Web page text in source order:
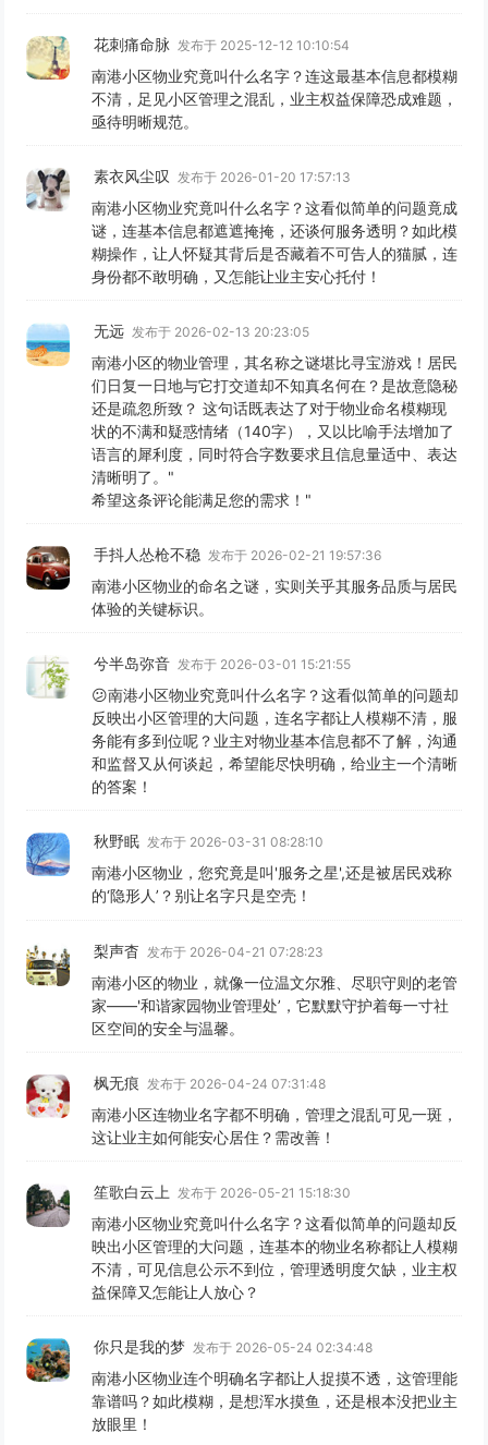
花刺痛命脉 发布于 2025-12-12 10:10:54
南港小区物业究竟叫什么名字？连这最基本信息都模糊
不清，足见小区管理之混乱，业主权益保障恐成难题，
亟待明晰规范。
素衣风尘叹 发布于 2026-01-20 17:57:13
南港小区物业究竟叫什么名字？这看似简单的问题竟成
谜，连基本信息都遮遮掩掩，还谈何服务透明？如此模
糊操作，让人怀疑其背后是否藏着不可告人的猫腻，连
身份都不敢明确，又怎能让业主安心托付！
无远 发布于 2026-02-13 20:23:05
南港小区的物业管理，其名称之谜堪比寻宝游戏！居民
们日复一日地与它打交道却不知真名何在？是故意隐秘
还是疏忽所致？ 这句话既表达了对于物业命名模糊现
状的不满和疑惑情绪（140字），又以比喻手法增加了
语言的犀利度，同时符合字数要求且信息量适中、表达
清晰明了。"
希望这条评论能满足您的需求！"
手抖人怂枪不稳 发布于 2026-02-21 19:57:36
南港小区物业的命名之谜，实则关乎其服务品质与居民
体验的关键标识。
兮半岛弥音 发布于 2026-03-01 15:21:55
😕南港小区物业究竟叫什么名字？这看似简单的问题却
反映出小区管理的大问题，连名字都让人模糊不清，服
务能有多到位呢？业主对物业基本信息都不了解，沟通
和监督又从何谈起，希望能尽快明确，给业主一个清晰
的答案！
秋野眠 发布于 2026-03-31 08:28:10
南港小区物业，您究竟是叫'服务之星',还是被居民戏称
的‘隐形人’？别让名字只是空壳！
梨声杳 发布于 2026-04-21 07:28:23
南港小区的物业，就像一位温文尔雅、尽职守则的老管
家——'和谐家园物业管理处’，它默默守护着每一寸社
区空间的安全与温馨。
枫无痕 发布于 2026-04-24 07:31:48
南港小区连物业名字都不明确，管理之混乱可见一斑，
这让业主如何能安心居住？需改善！
笙歌白云上 发布于 2026-05-21 15:18:30
南港小区物业究竟叫什么名字？这看似简单的问题却反
映出小区管理的大问题，连基本的物业名称都让人模糊
不清，可见信息公示不到位，管理透明度欠缺，业主权
益保障又怎能让人放心？
你只是我的梦 发布于 2026-05-24 02:34:48
南港小区物业连个明确名字都让人捉摸不透，这管理能
靠谱吗？如此模糊，是想浑水摸鱼，还是根本没把业主
放眼里！